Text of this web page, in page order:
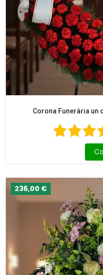
Corona Funerària un
236,00 €